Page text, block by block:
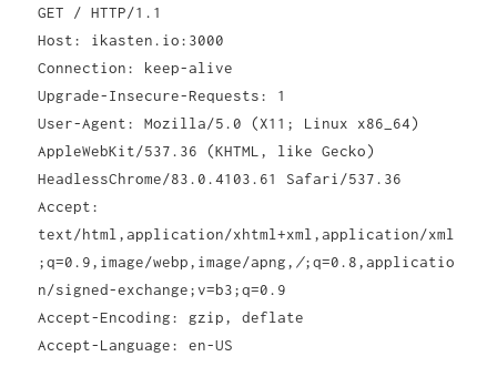
GET / HTTP/1.1
Host: ikasten.io:3000
Connection: keep-alive
Upgrade-Insecure-Requests: 1
User-Agent: Mozilla/5.0 (X11; Linux x86_64)
AppleWebKit/537.36 (KHTML, like Gecko)
HeadlessChrome/83.0.4103.61 Safari/537.36
Accept:
text/html,application/xhtml+xml,application/xml
;q=0.9,image/webp,image/apng, /;q=0.8,applicatio
n/signed-exchange;v=b3;q=0.9
Accept-Encoding: gzip, deflate
Accept-Language: en-US